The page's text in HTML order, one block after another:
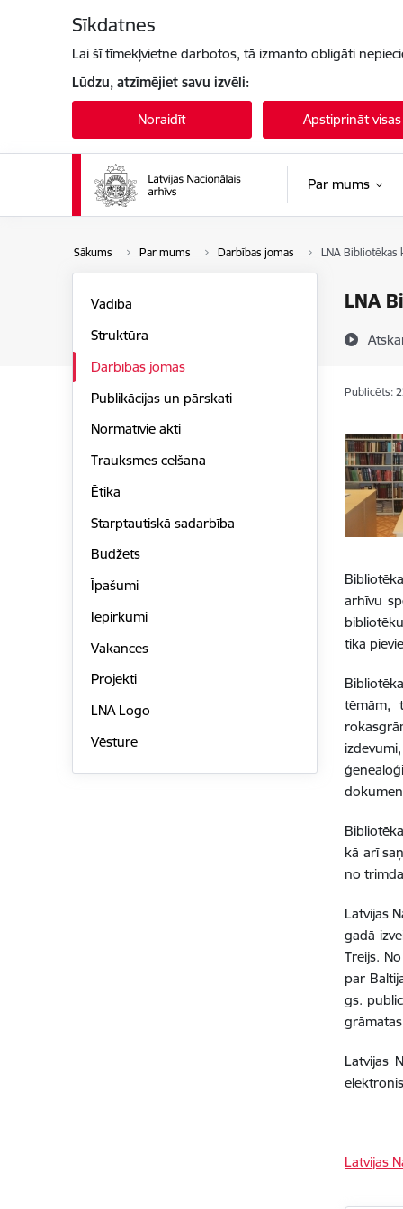
Sīkdatnes
Lai šī tīmekļvietne darbotos, tā izmanto obligāti
Lūdzu, atzīmējiet savu izvēli:
Noraidīt Apstiprināt visas
Par mums
Sākums Par mums Darbības jomas LNA Bibliotēkas
LNA
Vadība
Struktūra
Darbības jomas
Publikācijas un pārskati
Normatīvie akti
Trauksmes celšana
Ētika
Starptautiskā sadarbība
Budžets
Īpašumi
Iepirkumi
Vakances
Projekti
LNA Logo
Vēsture
Publicēts:
arhīvu
tika
tēmām,
kā arī
no
Latvijas
gadā
Treijs.
par
gs.
Latvijas
Latvijas